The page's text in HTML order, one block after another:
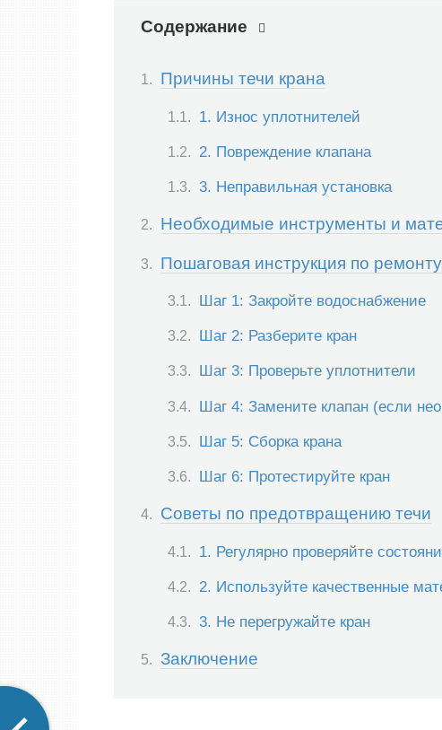
Содержание
Причины течи крана
1. Износ уплотнителей
2. Повреждение клапана
3. Неправильная установка
Необходимые инструменты и
Пошаговая инструкция по ремонту
Шаг 1: Закройте водоснабжение
Шаг 2: Разберите кран
Шаг 3: Проверьте уплотнители
Шаг 4: Замените клапан (если
Шаг 5: Сборка крана
Шаг 6: Протестируйте кран
Советы по предотвращению течи
1. Регулярно проверяйте
2. Используйте качественные
3. Не перегружайте кран
Заключение